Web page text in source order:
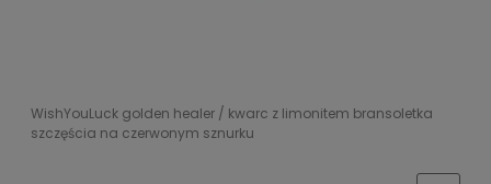
WishYouLuck golden healer / kwarc z limonitem bransoletka
szczęścia na czerwonym sznurku